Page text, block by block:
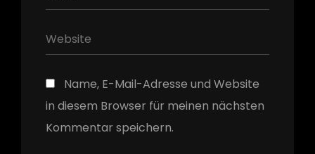
Name, E-Mail-Adresse und Website
in diesem Browser für meinen nächsten
Kommentar speichern.